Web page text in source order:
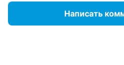
Написать